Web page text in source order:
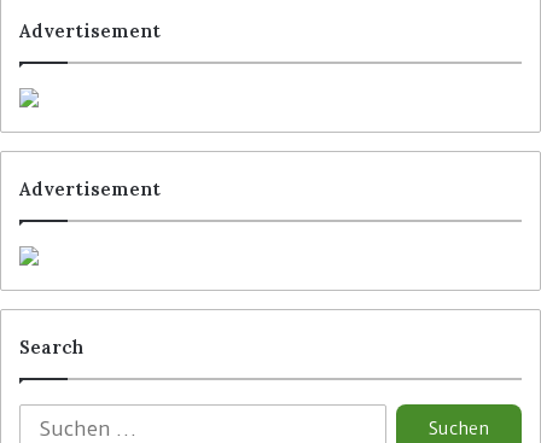
Advertisement
Advertisement
Search